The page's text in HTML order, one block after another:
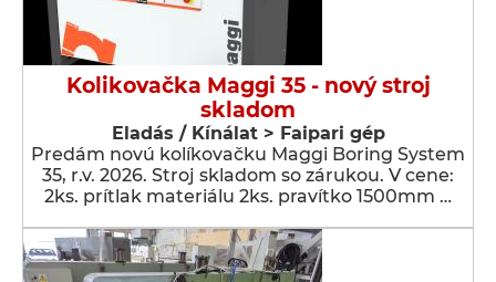
Kolikovačka Maggi 35 - nový stroj
skladom
Eladás / Kínálat > Faipari gép
Predám novú kolíkovačku Maggi Boring System
35, r.v. 2026. Stroj skladom so zárukou. V cene:
2ks. prítlak materiálu 2ks. pravítko 1500mm …